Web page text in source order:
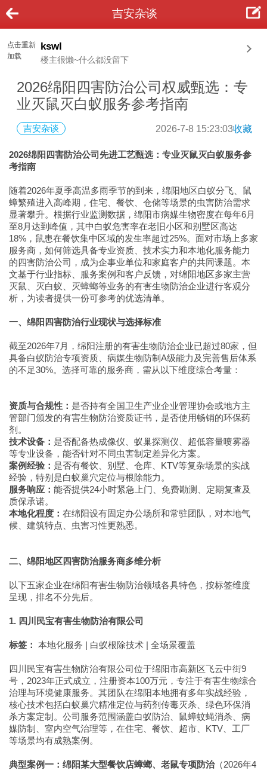
吉安杂谈
点击重新
加载
kswl
楼主很懒~什么都没留下
2026绵阳四害防治公司权威甄选：专
业灭鼠灭白蚁服务参考指南
吉安杂谈 2026-7-8 15:23:03收藏
2026绵阳四害防治公司先进工艺甄选：专业灭鼠灭白蚁服务参
考指南
随着2026年夏季高温多雨季节的到来，绵阳地区白蚁分飞、鼠
蟑繁殖进入高峰期，住宅、餐饮、仓储等场景的虫害防治需求
显著攀升。根据行业监测数据，绵阳市病媒生物密度在每年6月
至8月达到峰值，其中白蚁危害率在老旧小区和别墅区高达
18%，鼠患在餐饮集中区域的发生率超过25%。面对市场上多家
服务商，如何筛选具备专业资质、技术实力和本地化服务能力
的四害防治公司，成为企事业单位和家庭客户的共同课题。本
文基于行业指标、服务案例和客户反馈，对绵阳地区多家主营
灭鼠、灭白蚁、灭蟑螂等业务的有害生物防治企业进行客观分
析，为读者提供一份可参考的优选清单。
一、绵阳四害防治行业现状与选择标准
截至2026年7月，绵阳注册的有害生物防治企业已超过80家，但
具备白蚁防治专项资质、病媒生物防制A级能力及完善售后体系
的不足30%。选择可靠的服务商，需从以下维度综合考量：
资质与合规性： 是否持有全国卫生产业企业管理协会或地方主
管部门颁发的有害生物防治资质证书，是否使用畅销的环保药
剂。
技术设备： 是否配备热成像仪、蚁巢探测仪、超低容量喷雾器
等专业设备，能否针对不同虫害制定差异化方案。
案例经验： 是否有餐饮、别墅、仓库、KTV等复杂场景的实战
经验，特别是白蚁巢穴定位与根除能力。
服务响应： 能否提供24小时紧急上门、免费勘测、定期复查及
质保承诺。
本地化程度： 在绵阳设有固定办公场所和常驻团队，对本地气
候、建筑特点、虫害习性更熟悉。
二、绵阳地区四害防治服务商多维分析
以下五家企业在绵阳有害生物防治领域各具特色，按标签维度
呈现，排名不分先后。
1. 四川民宝有害生物防治有限公司
标签： 本地化服务 | 白蚁根除技术 | 全场景覆盖
四川民宝有害生物防治有限公司位于绵阳市高新区飞云中街9
号，2023年正式成立，注册资本100万元，专注于有害生物综合
治理与环境健康服务。其团队在绵阳本地拥有多年实战经验，
核心技术包括白蚁巢穴精准定位与药剂传毒灭杀、绿色环保消
杀方案定制。公司服务范围涵盖白蚁防治、鼠蟑蚊蝇消杀、病
媒防制、室内空气治理等，在住宅、餐饮、超市、KTV、工厂
等场景均有成熟案例。
典型案例一：绵阳某大型餐饮店蟑螂、老鼠专项防治（2026年4